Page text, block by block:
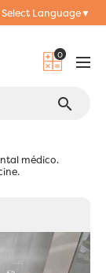
Select Language▼
0
search
médico.